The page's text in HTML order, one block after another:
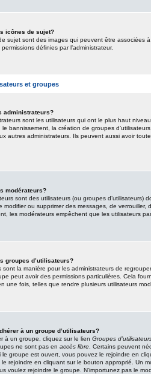
icônes de sujet?
sujet sont des images qui peuvent être associées
définies par l’administrateur.
et groupes
administrateurs?
sont les utilisateurs qui ont le plus haut
le bannissement, la création de groupes
autres administrateurs. Ils peuvent aussi avoir
modérateurs?
sont des utilisateurs (ou groupes d’utilisateurs)
modifier ou supprimer des messages, de verrouiller,
les modérateurs empêchent que les utilisateurs
groupes d’utilisateurs?
sont la manière pour les administrateurs de
peut avoir des permissions particulières. Cela
une fois, telles que rendre plusieurs utilisateurs
à un groupe d’utilisateurs?
à un groupe, cliquez sur le lien Groupes
ne sont pas en accès libre . Certains peuvent
le groupe est ouvert, vous pouvez le rejoindre en
le rejoindre en cliquant sur le bouton approprié. Un
voulez rejoindre le groupe. N’importunez pas le